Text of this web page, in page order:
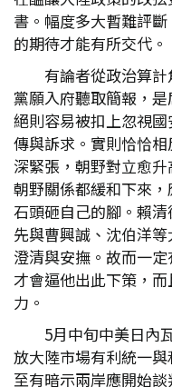
書。幅度多大暫難評
的期待才能有所交代。
有論者從政治算
黨願入府聽取簡報，
絕則容易被扣上忽視
傳與訴求。實則恰恰
深緊張，朝野對立愈
朝野關係都緩和下來
石頭砸自己的腳。賴
先與曹興誠、沈伯洋
澄清與安撫。故而一
才會逼他出此下策，
力。
5月中旬中美日內
放大陸市場有利統一
至有暗示兩岸應開始